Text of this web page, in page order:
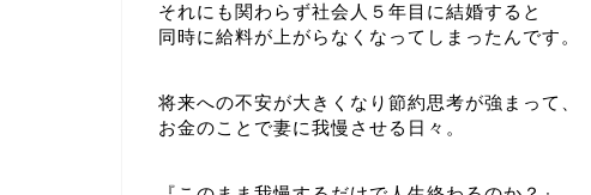
それにも関わらず社会人５年目に結婚すると
同時に給料が上がらなくなってしまったんです。
将来への不安が大きくなり節約思考が強まって、
お金のことで妻に我慢させる日々。